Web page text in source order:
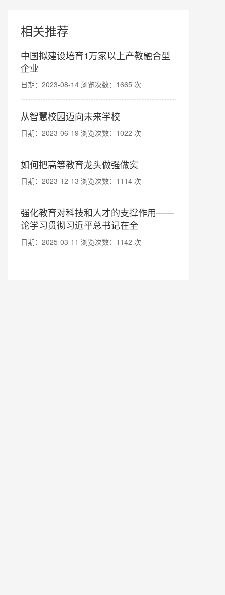
相关推荐
中国拟建设培育1万家以上产教融合型
企业
日期：2023-08-14 浏览次数：1665 次
从智慧校园迈向未来学校
日期：2023-06-19 浏览次数：1022 次
如何把高等教育龙头做强做实
日期：2023-12-13 浏览次数：1114 次
强化教育对科技和人才的支撑作用——
论学习贯彻习近平总书记在全
日期：2025-03-11 浏览次数：1142 次